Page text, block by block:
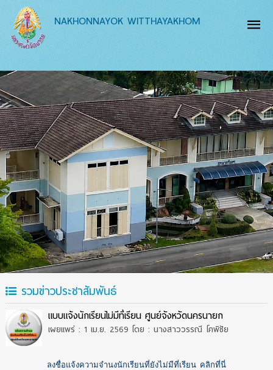
NAKHONNAYOK WITTHAYAKHOM
รวมข่าวประชาสัมพันธ์
แบบแจ้งนักเรียนไม่มีที่เรียน ศูนย์จังหวัดนครนายก
เผยแพร่ : 1 เม.ย. 2569 โดย : นางสาววรรณี โคพิชัย
ลงชื่อแจ้งความจำนงนักเรียนที่ยังไม่มีที่เรียน คลิกที่นี่